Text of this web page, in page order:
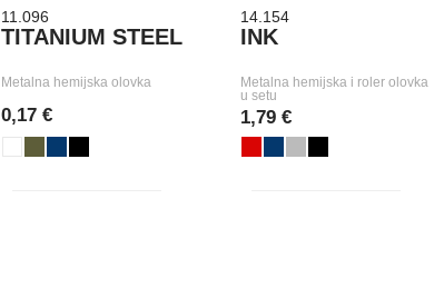
11.096
TITANIUM STEEL
Metalna hemijska olovka
0,17 €
14.154
INK
Metalna hemijska i roler olovka
u setu
1,79 €